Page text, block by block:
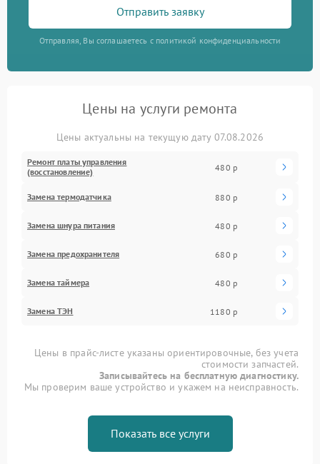
Отправить заявку
Отправляя, Вы соглашаетесь с политикой конфиденциальности
Цены на услуги ремонта
Цены актуальны на текущую дату 07.08.2026
Ремонт платы управления
(восстановление)
480 р
Замена термодатчика 880 р
Замена шнура питания 480 р
Замена предохранителя 680 р
Замена таймера 480 р
Замена ТЭН 1180 р
Цены в прайс-листе указаны ориентировочные, без учета
стоимости запчастей.
Записывайтесь на бесплатную диагностику.
Мы проверим ваше устройство и укажем на неисправность.
Показать все услуги